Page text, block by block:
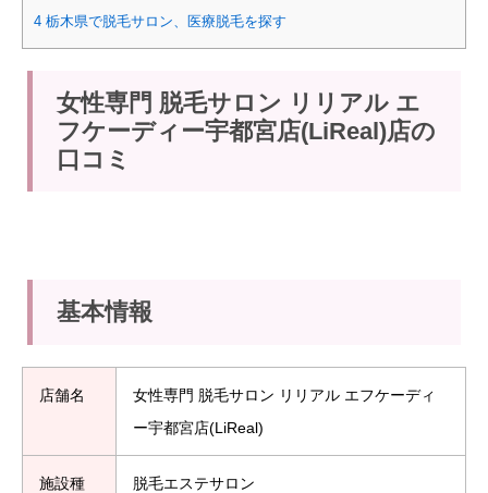
4 栃木県で脱毛サロン、医療脱毛を探す
女性専門 脱毛サロン リリアル エ
フケーディー宇都宮店(LiReal)店の
口コミ
基本情報
店舗名
女性専門 脱毛サロン リリアル エフケーディ
ー宇都宮店(LiReal)
施設種
脱毛エステサロン